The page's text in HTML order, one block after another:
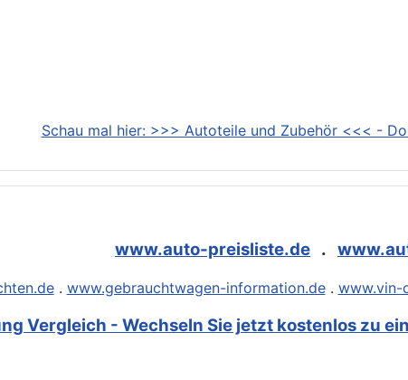
Schau mal hier: >>> Autoteile und Zubehör <<< -
www.auto-preisliste.de .
. www.gebrauchtwagen-information.de. www.vin-
Vergleich - Wechseln Sie jetzt kostenlos zu